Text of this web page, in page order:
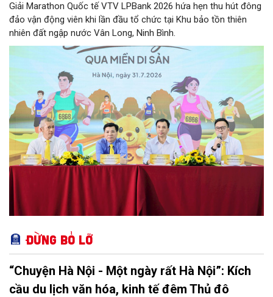
Giải Marathon Quốc tế VTV LPBank 2026 hứa hẹn thu hút đông
đảo vận động viên khi lần đầu tổ chức tại Khu bảo tồn thiên
nhiên đất ngập nước Vân Long, Ninh Bình.
Đừng bỏ lỡ
“Chuyện Hà Nội - Một ngày rất Hà Nội”: Kích
cầu du lịch văn hóa, kinh tế đêm Thủ đô